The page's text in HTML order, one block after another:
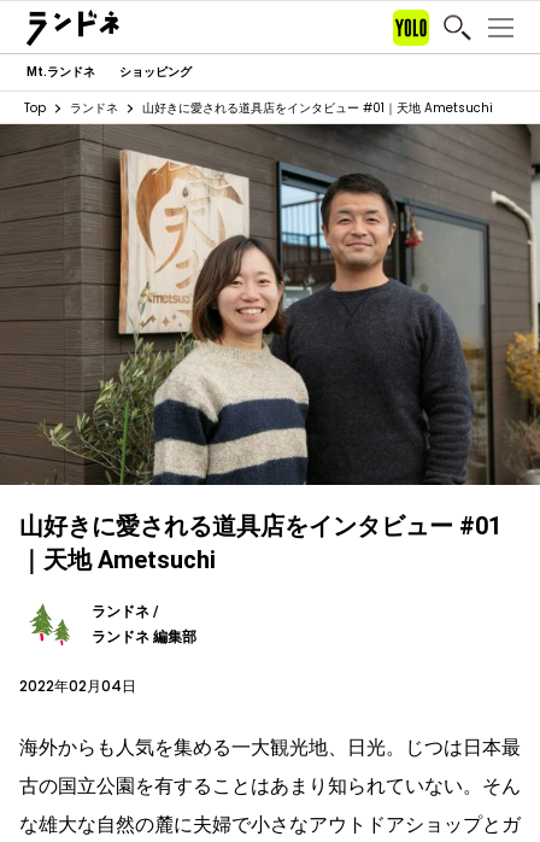
Mt.ランドネ ショッピング
Top ランドネ 山好きに愛される道具店をインタビュー #01｜天地 Ametsuchi
山好きに愛される道具店をインタビュー #01
｜天地 Ametsuchi
ランドネ /
ランドネ 編集部
2022年02月04日
海外からも人気を集める一大観光地、日光。じつは日本最
古の国立公園を有することはあまり知られていない。そん
な雄大な自然の麓に夫婦で小さなアウトドアショップとガ